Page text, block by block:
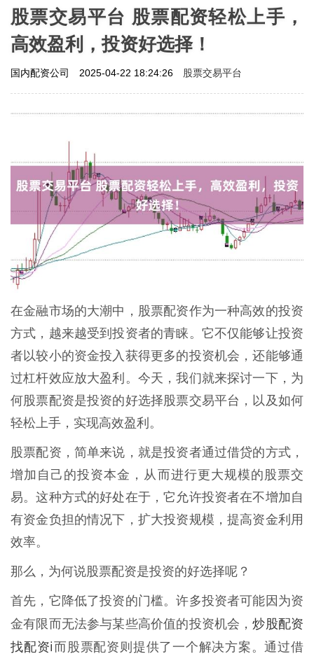
股票交易平台 股票配资轻松上手，
高效盈利，投资好选择！
国内配资公司 2025-04-22 18:24:26 股票交易平台
在金融市场的大潮中，股票配资作为一种高效的投资
方式，越来越受到投资者的青睐。它不仅能够让投资
者以较小的资金投入获得更多的投资机会，还能够通
过杠杆效应放大盈利。今天，我们就来探讨一下，为
何股票配资是投资的好选择股票交易平台，以及如何
轻松上手，实现高效盈利。
股票配资，简单来说，就是投资者通过借贷的方式，
增加自己的投资本金，从而进行更大规模的股票交
易。这种方式的好处在于，它允许投资者在不增加自
有资金负担的情况下，扩大投资规模，提高资金利用
效率。
那么，为何说股票配资是投资的好选择呢？
首先，它降低了投资的门槛。许多投资者可能因为资
金有限而无法参与某些高价值的投资机会，炒股配资
找配资i而股票配资则提供了一个解决方案。通过借